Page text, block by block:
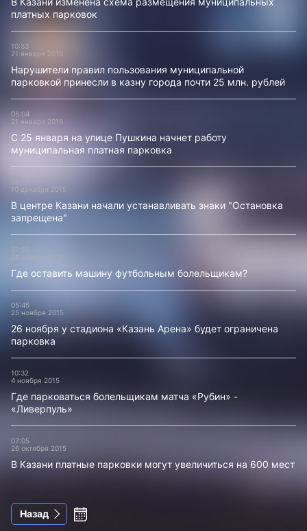
платных парковок
10:33
21 января 2016
Нарушители правил пользования муниципальной
парковкой принесли в казну города почти 25 млн. рублей
05:04
21 января 2016
С 25 января на улице Пушкина начнет работу
муниципальная платная парковка
10 декабря 2015
В центре Казани начали устанавливать знаки "Остановка
запрещена"
07:50
28 ноября 2015
Где оставить машину футбольным болельщикам?
05:45
25 ноября 2015
26 ноября у стадиона «Казань Арена» будет ограничена
парковка
10:32
4 ноября 2015
Где парковаться болельщикам матча «Рубин» -
«Ливерпуль»
07:05
26 октября 2015
В Казани платные парковки могут увеличиться на 600 мест
Назад